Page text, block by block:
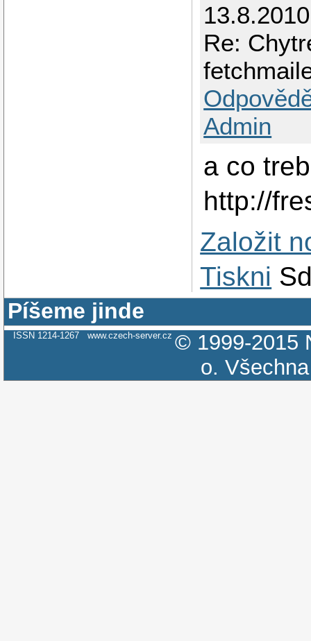
Re:
Admin
a co
http://
Založit
Tiskni
Píšeme jinde
ISSN 1214-1267 www.czech-server.cz © 1999-2015
o.